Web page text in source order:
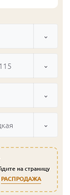
на страницу
РАСПРОДАЖА